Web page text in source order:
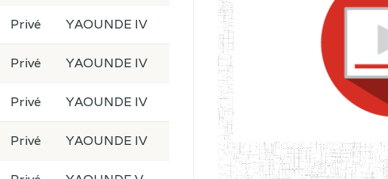
Privé YAOUNDE IV
Privé YAOUNDE IV
Privé YAOUNDE IV
Privé YAOUNDE IV